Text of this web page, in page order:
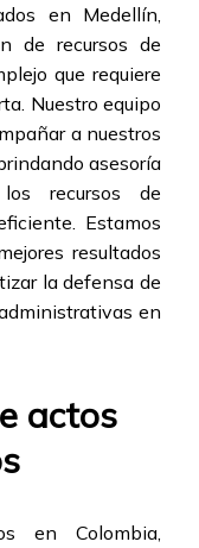
en Medellín,
de recursos de
que requiere
Nuestro equipo
a nuestros
asesoría
recursos de
Estamos
resultados
la defensa de
en
actos
en Colombia,